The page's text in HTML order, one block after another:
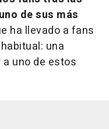
de sus más
ha llevado a fans
una
uno de estos